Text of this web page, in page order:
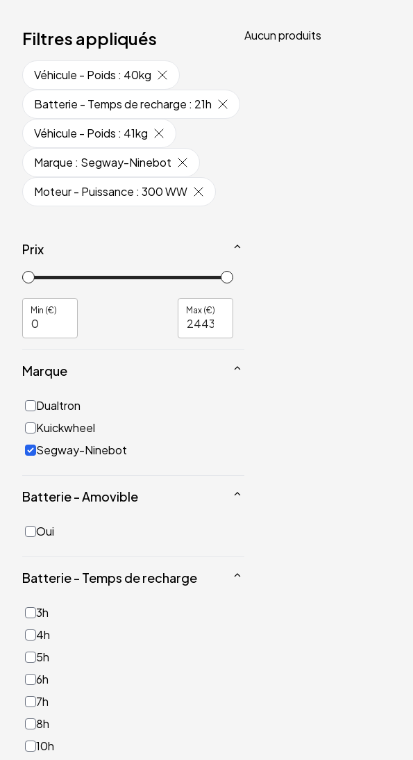
Filtres appliqués
Véhicule - Poids : 40kg
Batterie - Temps de recharge : 21h
Véhicule - Poids : 41kg
Marque : Segway-Ninebot
Moteur - Puissance : 300 WW
Prix
Min (€) Max (€)
Marque
Dualtron
Kuickwheel
Segway-Ninebot
Batterie - Amovible
Oui
Batterie - Temps de recharge
3h
4h
5h
6h
7h
8h
10h
Aucun produits